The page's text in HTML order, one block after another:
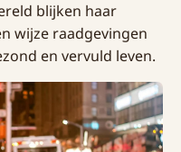
blijken haar
wijze raadgevingen
en vervuld leven.